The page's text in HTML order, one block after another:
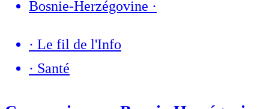
Bosnie-Herzégovine ·
· Le fil de l'Info
· Santé